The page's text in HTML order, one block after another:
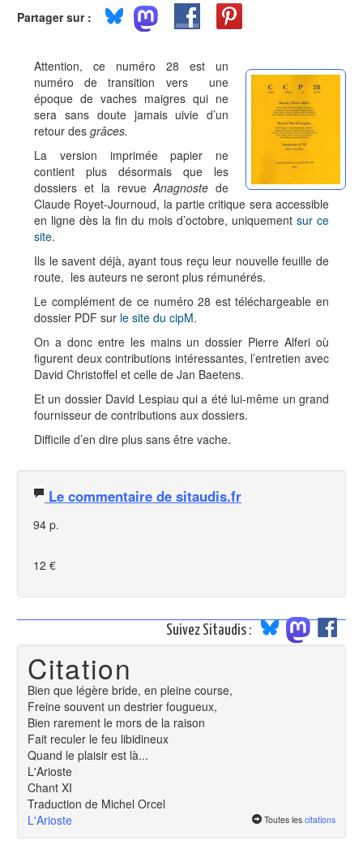
Partager sur :
Attention, ce numéro 28 est un
numéro de transition vers une
époque de vaches maigres qui ne
sera sans doute jamais uivie d’un
retour des grâces.
La version imprimée papier ne
contient plus désormais que les
dossiers et la revueAnagnoste de
Claude Royet-Journoud, la partie critique sera accessible
en ligne dès la fin du mois d’octobre, uniquement sur ce
site.
Ils le savent déjà, ayant tous reçu leur nouvelle feuille de
route, les auteurs ne seront plus rémunérés.
Le complément de ce numéro 28 est téléchargeable en
dossier PDF sur le site du cipM.
On a donc entre les mains un dossier Pierre Alferi où
figurent deux contributions intéressantes, l’entretien avec
David Christoffel et celle de Jan Baetens.
Et un dossier David Lespiau qui a été lui-même un grand
fournisseur de contributions aux dossiers.
Difficile d’en dire plus sans être vache.
Le commentaire de sitaudis.fr
94 p.
12 €
Suivez Sitaudis :
Citation
Bien que légère bride, en pleine course,
Freine souvent un destrier fougueux,
Bien rarement le mors de la raison
Fait reculer le feu libidineux
Quand le plaisir est là...
L'Arioste
Chant XI
Traduction de Michel Orcel
L'Arioste
Toutes les citations